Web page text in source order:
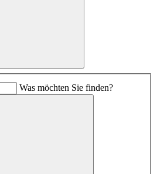
Was möchten Sie finden?